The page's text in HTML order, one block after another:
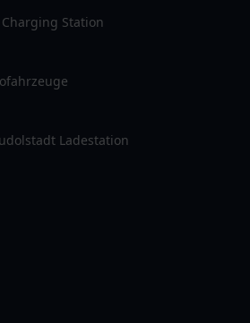
Station
Ladestation